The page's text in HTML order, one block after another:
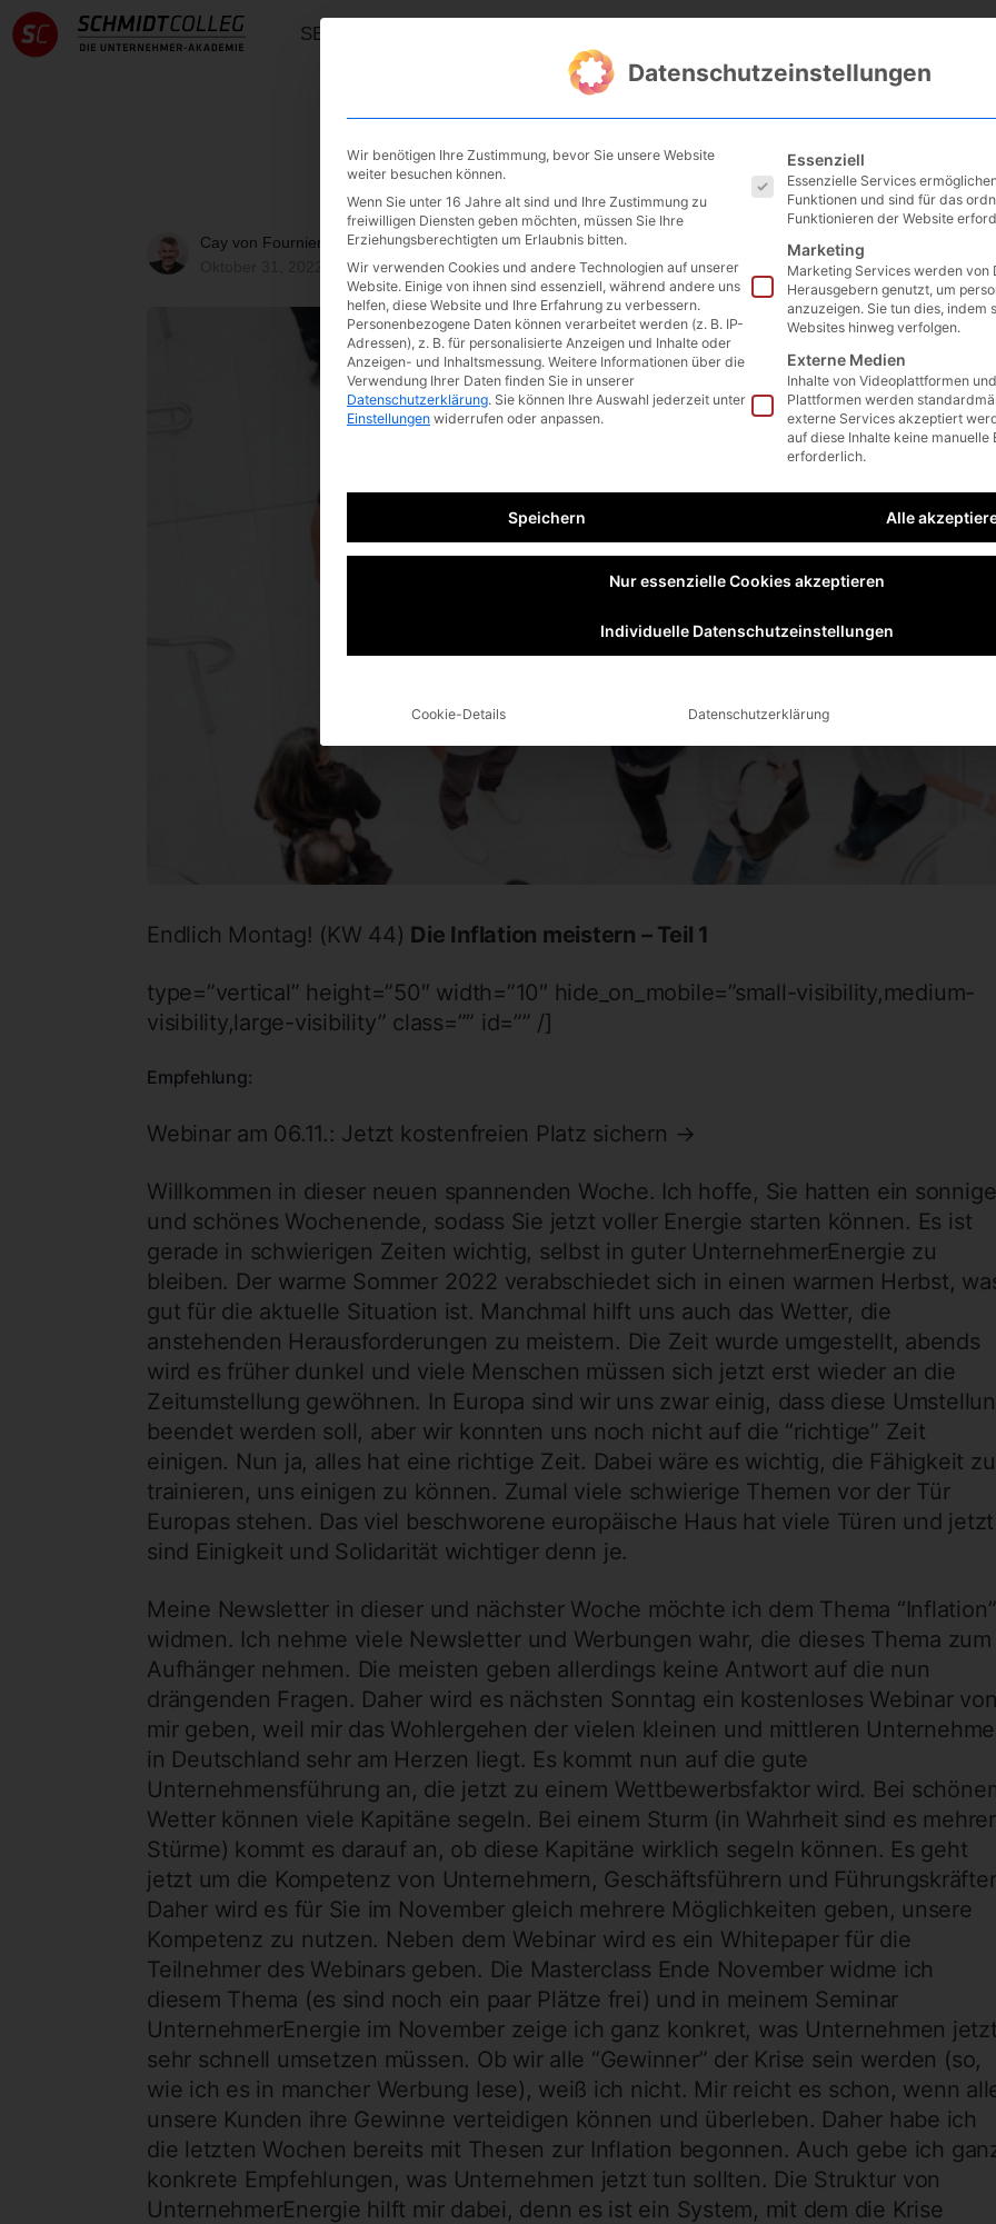
SEMINARE
Die Inflation meistern – Teil 1
Cay von Fournier
Endlich Montag! (KW 44) Die Inflation meistern – Teil 1
type=”vertical” height=”50″ width=”10″ hide_on_mobile=”small-visibility,medium-
visibility,large-visibility” class=”” id=”” /]
Empfehlung:
Webinar am 06.11.: Jetzt kostenfreien Platz sichern →
Willkommen in dieser neuen spannenden Woche. Ich hoffe, Sie hatten ein
und schönes Wochenende, sodass Sie jetzt voller Energie starten können. Es ist
gerade in schwierigen Zeiten wichtig, selbst in guter UnternehmerEnergie zu
bleiben. Der warme Sommer 2022 verabschiedet sich in einen warmen Herbst,
gut für die aktuelle Situation ist. Manchmal hilft uns auch das Wetter, die
anstehenden Herausforderungen zu meistern. Die Zeit wurde umgestellt, abends
wird es früher dunkel und viele Menschen müssen sich jetzt erst wieder an die
Zeitumstellung gewöhnen. In Europa sind wir uns zwar einig, dass diese
beendet werden soll, aber wir konnten uns noch nicht auf die “richtige” Zeit
einigen. Nun ja, alles hat eine richtige Zeit. Dabei wäre es wichtig, die Fähigkeit zu
trainieren, uns einigen zu können. Zumal viele schwierige Themen vor der Tür
Europas stehen. Das viel beschworene europäische Haus hat viele Türen und jetzt
sind Einigkeit und Solidarität wichtiger denn je.
Meine Newsletter in dieser und nächster Woche möchte ich dem Thema “Inflation”
widmen. Ich nehme viele Newsletter und Werbungen wahr, die dieses Thema zum
Aufhänger nehmen. Die meisten geben allerdings keine Antwort auf die nun
drängenden Fragen. Daher wird es nächsten Sonntag ein kostenloses Webinar von
mir geben, weil mir das Wohlergehen der vielen kleinen und mittleren
in Deutschland sehr am Herzen liegt. Es kommt nun auf die gute
Unternehmensführung an, die jetzt zu einem Wettbewerbsfaktor wird. Bei
Wetter können viele Kapitäne segeln. Bei einem Sturm (in Wahrheit sind es
Stürme) kommt es darauf an, ob diese Kapitäne wirklich segeln können. Es geht
jetzt um die Kompetenz von Unternehmern, Geschäftsführern und
Daher wird es für Sie im November gleich mehrere Möglichkeiten geben, unsere
Kompetenz zu nutzen. Neben dem Webinar wird es ein Whitepaper für die
Teilnehmer des Webinars geben. Die Masterclass Ende November widme ich
diesem Thema (es sind noch ein paar Plätze frei) und in meinem Seminar
UnternehmerEnergie im November zeige ich ganz konkret, was Unternehmen jetzt
sehr schnell umsetzen müssen. Ob wir alle “Gewinner” der Krise sein werden (so,
wie ich es in mancher Werbung lese), weiß ich nicht. Mir reicht es schon, wenn
unsere Kunden ihre Gewinne verteidigen können und überleben. Daher habe ich
die letzten Wochen bereits mit Thesen zur Inflation begonnen. Auch gebe ich
konkrete Empfehlungen, was Unternehmen jetzt tun sollten. Die Struktur von
UnternehmerEnergie hilft mir dabei, denn es ist ein System, mit dem die Krise
Datenschutzeinstellungen
Wir benötigen Ihre Zustimmung, bevor Sie unsere Website
weiter besuchen können.
Wenn Sie unter 16 Jahre alt sind und Ihre Zustimmung zu
freiwilligen Diensten geben möchten, müssen Sie Ihre
Erziehungsberechtigten um Erlaubnis bitten.
Wir verwenden Cookies und andere Technologien auf unserer
Website. Einige von ihnen sind essenziell, während andere uns
helfen, diese Website und Ihre Erfahrung zu verbessern.
Personenbezogene Daten können verarbeitet werden (z. B. IP-
Adressen), z. B. für personalisierte Anzeigen und Inhalte oder
Anzeigen- und Inhaltsmessung. Weitere Informationen über die
Verwendung Ihrer Daten finden Sie in unserer
Datenschutzerklärung. Sie können Ihre Auswahl jederzeit unter
Einstellungen widerrufen oder anpassen.
Es folgt eine Liste
Essenziell
Essenzielle Services
Funktionen und sind für das
Funktionieren der Website
Marketing
Marketing Services werden von
Herausgebern genutzt, um
anzuzeigen. Sie tun dies, indem
Websites hinweg verfolgen.
Externe Medien
Inhalte von Videoplattformen
Plattformen werden
externe Services akzeptiert
auf diese Inhalte keine manuelle
erforderlich.
Speichern Alle
Nur essenzielle Cookies akzeptieren
Individuelle Datenschutzeinstellungen
Cookie-Details Datenschutzerklärung